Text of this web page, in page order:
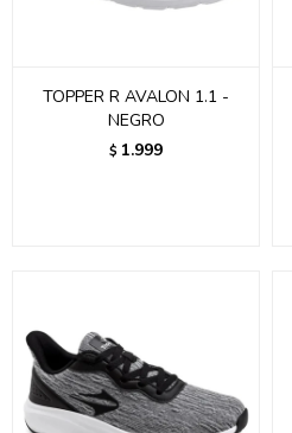
TOPPER R AVALON 1.1 -
NEGRO
$ 1.999